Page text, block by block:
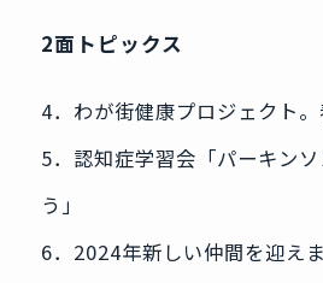
2面トピックス
4．わが街健康プロジェクト
5．認知症学習会「パーキン
う」
6．2024年新しい仲間を迎え